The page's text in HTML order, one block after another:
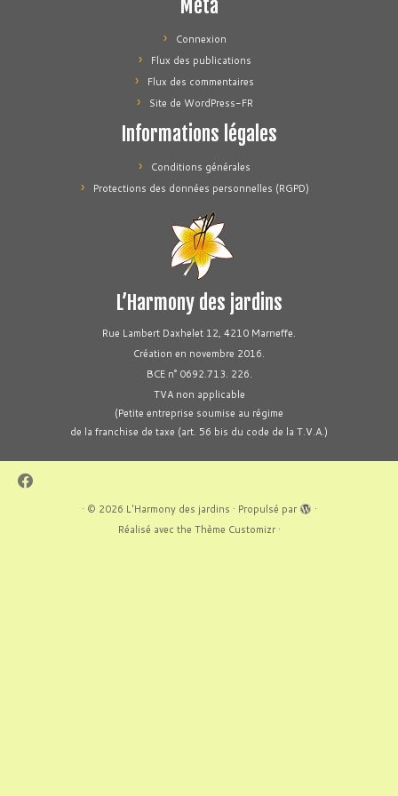
Méta
Connexion
Flux des publications
Flux des commentaires
Site de WordPress-FR
Informations légales
Conditions générales
Protections des données personnelles (RGPD)
L’Harmony des jardins
Rue Lambert Daxhelet 12, 4210 Marneffe.
Création en novembre 2016.
BCE n° 0692.713. 226.
TVA non applicable
(Petite entreprise soumise au régime
de la franchise de taxe (art. 56 bis du code de la T.V.A.)
· © 2026 L'Harmony des jardins · Propulsé par
·
Réalisé avec the Thème Customizr·